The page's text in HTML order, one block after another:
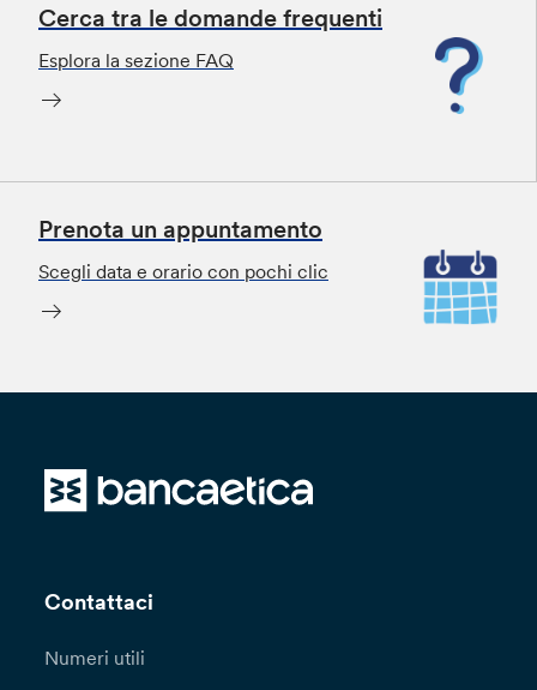
Cerca tra le domande frequenti
Esplora la sezione FAQ
Prenota un appuntamento
Scegli data e orario con pochi clic
Contattaci
Numeri utili